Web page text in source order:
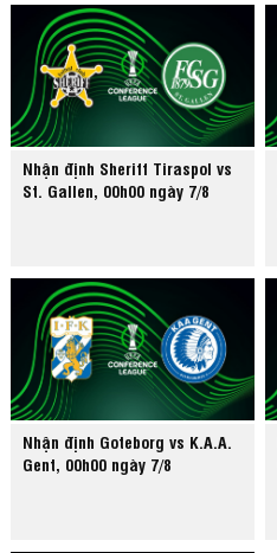
Nhận định Sheriff Tiraspol vs
St. Gallen, 00h00 ngày 7/8
Nhận định Goteborg vs K.A.A.
Gent, 00h00 ngày 7/8